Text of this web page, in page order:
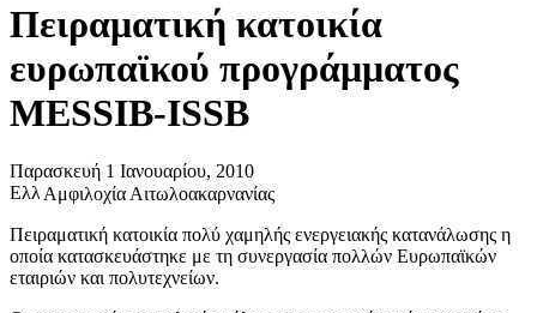
Πειραματική κατοικία
ευρωπαϊκού προγράμματος
MESSIB-ISSB
Παρασκευή 1 Ιανουαρίου, 2010
Αμφιλοχία Αιτωλοακαρνανίας
Πειραματική κατοικία πολύ χαμηλής ενεργειακής κατανάλωσης η
οποία κατασκευάστηκε με τη συνεργασία πολλών Ευρωπαϊκών
εταιριών και πολυτεχνείων.